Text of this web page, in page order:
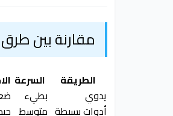
مقارنة بين
الطريقة السرعة
يدوي
بطيء
أدوات بسيطة متوسط